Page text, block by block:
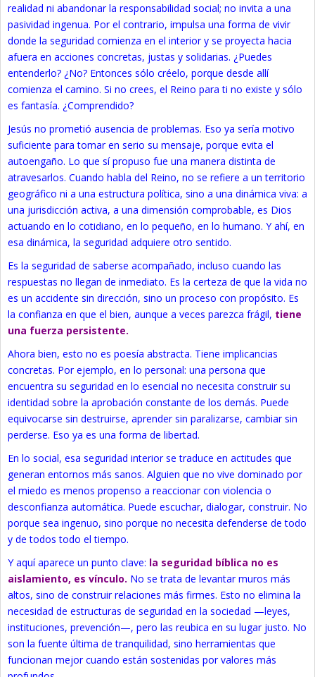
realidad ni abandonar la responsabilidad social; no invita a una
pasividad ingenua. Por el contrario, impulsa una forma de vivir
donde la seguridad comienza en el interior y se proyecta hacia
afuera en acciones concretas, justas y solidarias. ¿Puedes
entenderlo? ¿No? Entonces sólo créelo, porque desde allí
comienza el camino. Si no crees, el Reino para ti no existe y sólo
es fantasía. ¿Comprendido?
Jesús no prometió ausencia de problemas. Eso ya sería motivo
suficiente para tomar en serio su mensaje, porque evita el
autoengaño. Lo que sí propuso fue una manera distinta de
atravesarlos. Cuando habla del Reino, no se refiere a un territorio
geográfico ni a una estructura política, sino a una dinámica viva: a
una jurisdicción activa, a una dimensión comprobable, es Dios
actuando en lo cotidiano, en lo pequeño, en lo humano. Y ahí, en
esa dinámica, la seguridad adquiere otro sentido.
Es la seguridad de saberse acompañado, incluso cuando las
respuestas no llegan de inmediato. Es la certeza de que la vida no
es un accidente sin dirección, sino un proceso con propósito. Es
la confianza en que el bien, aunque a veces parezca frágil, tiene
una fuerza persistente.
Ahora bien, esto no es poesía abstracta. Tiene implicancias
concretas. Por ejemplo, en lo personal: una persona que
encuentra su seguridad en lo esencial no necesita construir su
identidad sobre la aprobación constante de los demás. Puede
equivocarse sin destruirse, aprender sin paralizarse, cambiar sin
perderse. Eso ya es una forma de libertad.
En lo social, esa seguridad interior se traduce en actitudes que
generan entornos más sanos. Alguien que no vive dominado por
el miedo es menos propenso a reaccionar con violencia o
desconfianza automática. Puede escuchar, dialogar, construir. No
porque sea ingenuo, sino porque no necesita defenderse de todo
y de todos todo el tiempo.
Y aquí aparece un punto clave: la seguridad bíblica no es
aislamiento, es vínculo. No se trata de levantar muros más
altos, sino de construir relaciones más firmes. Esto no elimina la
necesidad de estructuras de seguridad en la sociedad —leyes,
instituciones, prevención—, pero las reubica en su lugar justo. No
son la fuente última de tranquilidad, sino herramientas que
funcionan mejor cuando están sostenidas por valores más